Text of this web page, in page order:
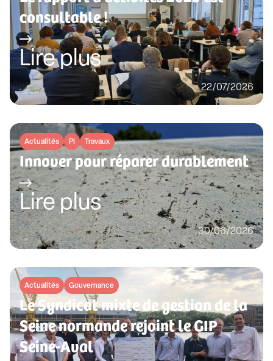
consultable !
Lire plus
22/07/2026
Actualités PI Travaux
Innover pour réparer durablement
Lire plus
30/06/2026
Actualités Gouvernance
Le Syndicat mixte de gestion de la
Seine normande rejoint le GIP
Seine-Aval